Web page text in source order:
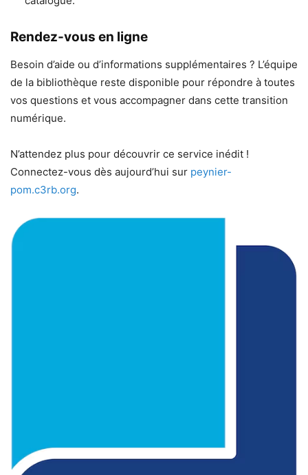
Rendez-vous en ligne
Besoin d’aide ou d’informations supplémentaires ? L’équipe
de la bibliothèque reste disponible pour répondre à toutes
vos questions et vous accompagner dans cette transition
numérique.
N’attendez plus pour découvrir ce service inédit !
Connectez-vous dès aujourd’hui sur peynier-
pom.c3rb.org.